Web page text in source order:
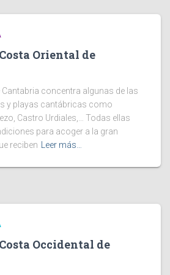
Oriental de
Cantabria concentra algunas de las
y playas cantábricas como
Castro Urdiales,… Todas ellas
para acoger a la gran
reciben
Leer más…
Occidental de